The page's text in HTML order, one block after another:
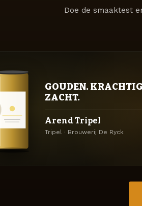
Doe de smaaktest
GOUDEN.
ZACHT.
Arend Tripel
Tripel · Brouwerij De Ryck